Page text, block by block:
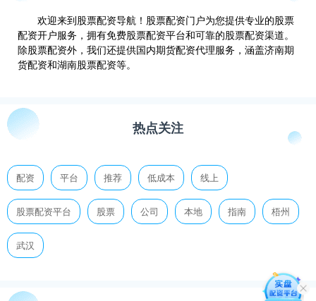
欢迎来到股票配资导航！股票配资门户为您提供专业的股票
配资开户服务，拥有免费股票配资平台和可靠的股票配资渠道。
除股票配资外，我们还提供国内期货配资代理服务，涵盖济南期
货配资和湖南股票配资等。
热点关注
配资 平台 推荐 低成本 线上
股票配资平台 股票 公司 本地 指南 梧州
武汉